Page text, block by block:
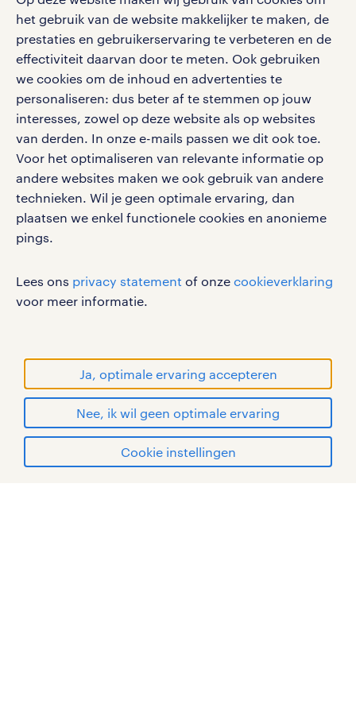
het gebruik van de website makkelijker te maken, de
prestaties en gebruikerservaring te verbeteren en de
effectiviteit daarvan door te meten. Ook gebruiken
we cookies om de inhoud en advertenties te
personaliseren: dus beter af te stemmen op jouw
interesses, zowel op deze website als op websites
van derden. In onze e-mails passen we dit ook toe.
Voor het optimaliseren van relevante informatie op
andere websites maken we ook gebruik van andere
technieken. Wil je geen optimale ervaring, dan
plaatsen we enkel functionele cookies en anonieme
pings.
Lees ons privacy statement of onze cookieverklaring
voor meer informatie.
Ja, optimale ervaring accepteren
Nee, ik wil geen optimale ervaring
Cookie instellingen
Volg ons voor de leukste content omtrent
vacatures, solliciteren en inspiratie.
werken bij randstad
gebruikersvoorwaarden
privacystatement
cookies
disclaimer
sitemap
RANDSTAD, HUMAN FORWARD en SHAPING THE
WORLD OF WORK zijn geregistreerde